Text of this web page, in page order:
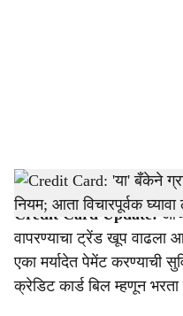
h
a
r
e
Credit Card-Dainik Gomantak
Credit Card Update:
वापरण्याचा ट्रेंड खूप वाढला
एका मर्यादेत पेमेंट करण्याची
क्रेडिट कार्ड बिल म्हणून